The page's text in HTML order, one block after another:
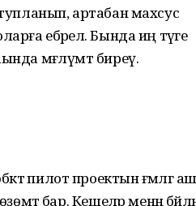
тупланып, артабан махсус
ебәрелә. Бында иң тәүге
мәғлүмәт биреү.
пилот проектын ғәмәлгә
бар. Кешеләр менән